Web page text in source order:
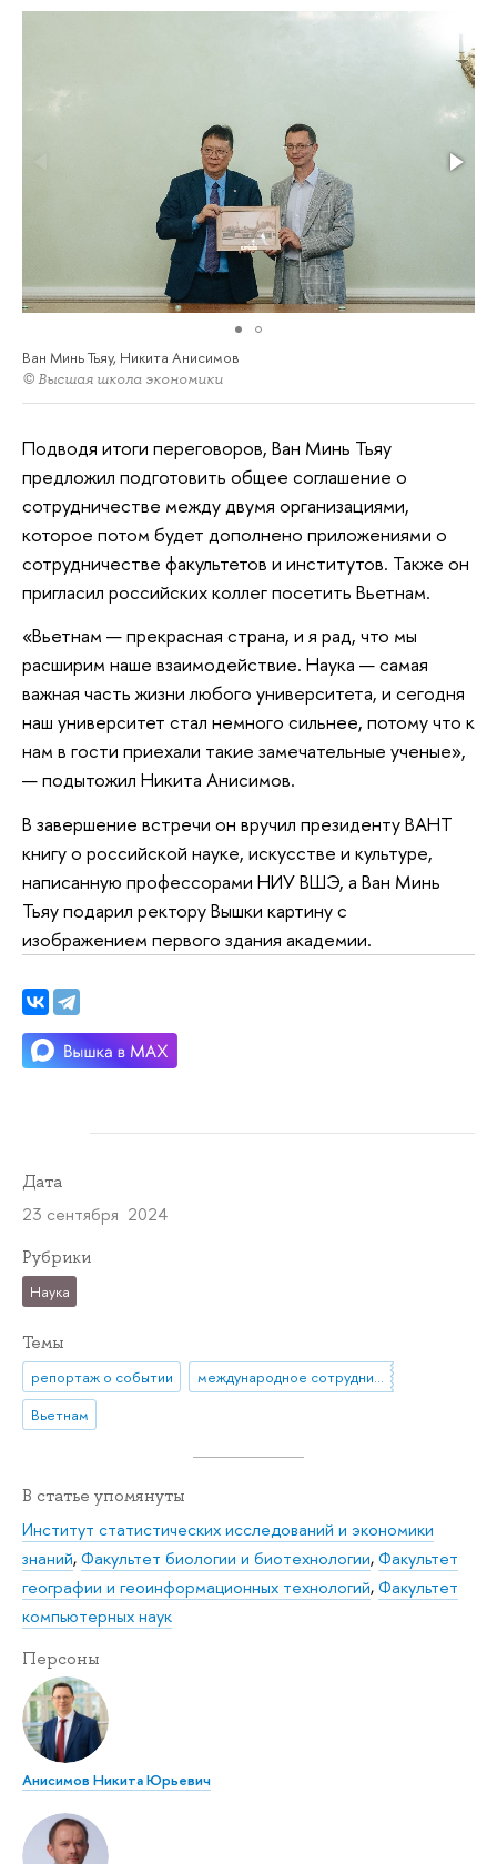
Ван Минь Тьяу, Никита Анисимов
© Высшая школа экономики
Подводя итоги переговоров, Ван Минь Тьяу
предложил подготовить общее соглашение о
сотрудничестве между двумя организациями,
которое потом будет дополнено приложениями о
сотрудничестве факультетов и институтов. Также он
пригласил российских коллег посетить Вьетнам.
«Вьетнам — прекрасная страна, и я рад, что мы
расширим наше взаимодействие. Наука — самая
важная часть жизни любого университета, и сегодня
наш университет стал немного сильнее, потому что к
нам в гости приехали такие замечательные ученые»,
— подытожил Никита Анисимов.
В завершение встречи он вручил президенту ВАНТ
книгу о российской науке, искусстве и культуре,
написанную профессорами НИУ ВШЭ, а Ван Минь
Тьяу подарил ректору Вышки картину с
изображением первого здания академии.
Дата
23 сентября 2024
Рубрики
Наука
Темы
репортаж о событии
международное сотрудничество
Вьетнам
В статье упомянуты
Институт статистических исследований и экономики
знаний,Факультет биологии и биотехнологии,Факультет
географии и геоинформационных технологий,Факультет
компьютерных наук
Персоны
Анисимов Никита Юрьевич